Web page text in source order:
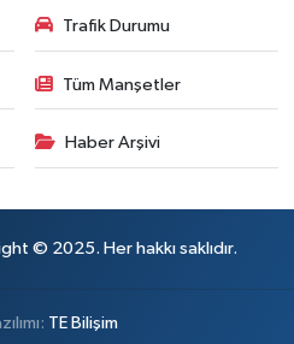
Trafik Durumu
Tüm Manşetler
Haber Arşivi
© 2025. Her hakkı saklıdır.
TE Bilişim